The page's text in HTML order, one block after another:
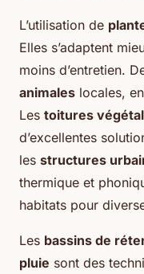
L’utilisation de
Elles s’adaptent
moins d’entretien.
animales locales,
Les toitures
d’excellentes
les structures
thermique et
habitats pour
Les bassins de
pluie sont des